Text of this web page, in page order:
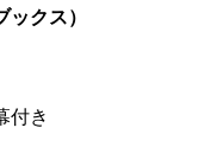
クス）
付き